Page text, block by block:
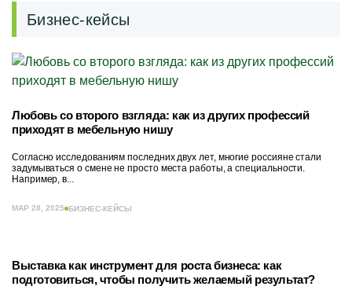
Бизнес-кейсы
Любовь со второго взгляда: как из других профессий
приходят в мебельную нишу
Согласно исследованиям последних двух лет, многие россияне стали
задумываться о смене не просто места работы, а специальности.
Например, в...
МАР 28, 2025 БИЗНЕС-КЕЙСЫ
Выставка как инструмент для роста бизнеса: как
подготовиться, чтобы получить желаемый результат?